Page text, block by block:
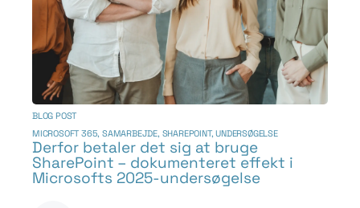
BLOG POST
MICROSOFT 365,SAMARBEJDE, SHAREPOINT,UNDERSØGELSE
Derfor betaler det sig at bruge
SharePoint – dokumenteret effekt i
Microsofts 2025-undersøgelse